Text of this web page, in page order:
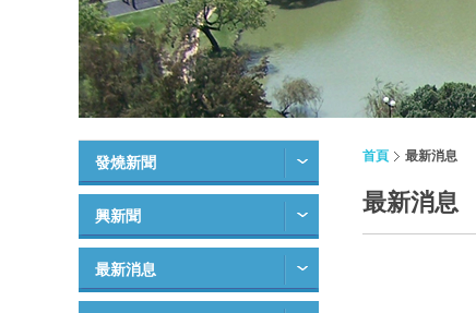
發燒新聞
興新聞
最新消息
首頁 最新消息
最新消息